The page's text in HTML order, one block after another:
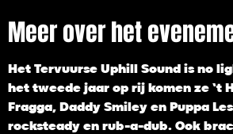
Meer over het
Het Tervuurse Uphill Sound is no
het tweede jaar op rij komen ze ’t
Fragga, Daddy Smiley en Puppa
rocksteady en rub-a-dub. Ook